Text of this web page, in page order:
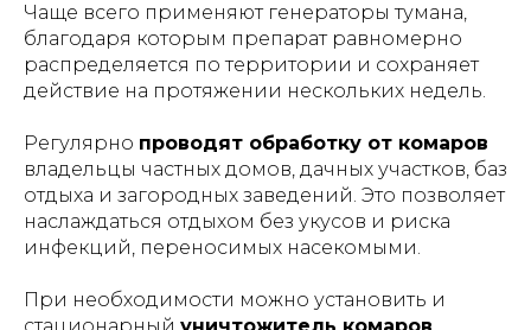
Чаще всего применяют генераторы тумана,
благодаря которым препарат равномерно
распределяется по территории и сохраняет
действие на протяжении нескольких недель.
Регулярно проводят обработку от комаров
владельцы частных домов, дачных участков, баз
отдыха и загородных заведений. Это позволяет
наслаждаться отдыхом без укусов и риска
инфекций, переносимых насекомыми.
При необходимости можно установить и